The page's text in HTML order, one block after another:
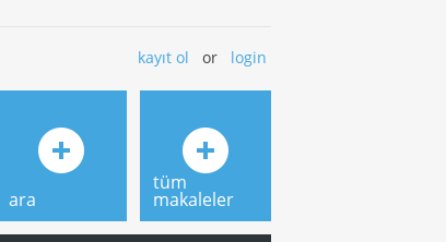
kayıt ol or login
ara
tüm
makaleler